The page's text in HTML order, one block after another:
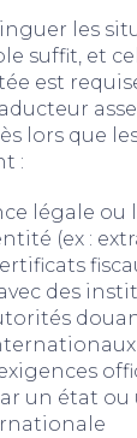
les
suffit, et
est
lors que
:
légale ou
(ex :
des
un état ou